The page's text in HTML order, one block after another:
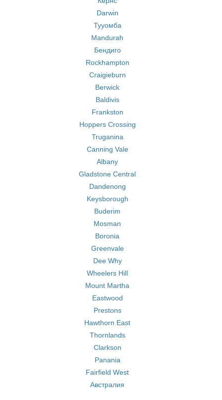
Darwin
Тууомба
Mandurah
Бендиго
Rockhampton
Craigieburn
Berwick
Baldivis
Frankston
Hoppers Crossing
Truganina
Canning Vale
Albany
Gladstone Central
Dandenong
Keysborough
Buderim
Mosman
Boronia
Greenvale
Dee Why
Wheelers Hill
Mount Martha
Eastwood
Prestons
Hawthorn East
Thornlands
Clarkson
Panania
Fairfield West
Австралия